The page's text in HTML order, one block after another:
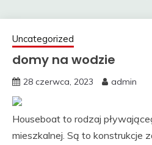
Uncategorized
domy na wodzie
28 czerwca, 2023 admin
Houseboat to rodzaj
mieszkalnej. Są to konstrukcje